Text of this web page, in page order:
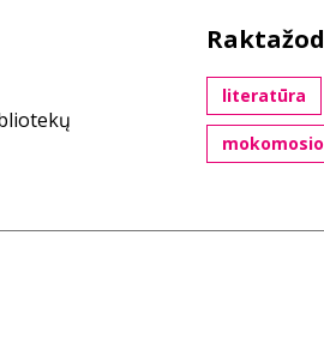
literatūra